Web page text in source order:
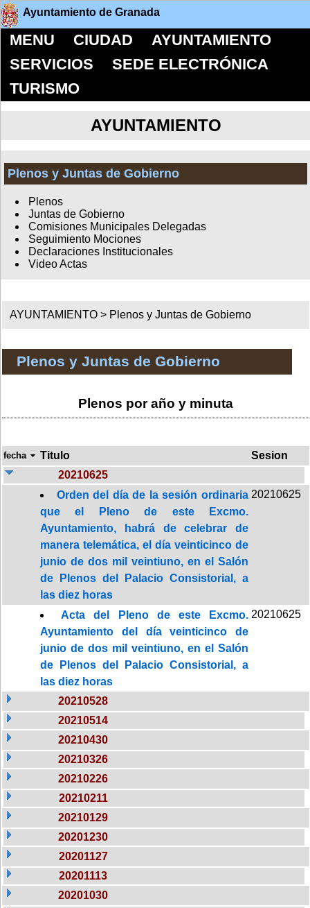
Ayuntamiento de Granada
MENU CIUDAD
AYUNTAMIENTO
SERVICIOS
SEDE ELECTRÓNICA
TURISMO
AYUNTAMIENTO
Plenos y Juntas de Gobierno
Plenos
Juntas de Gobierno
Comisiones Municipales Delegadas
Seguimiento Mociones
Declaraciones Institucionales
Video Actas
AYUNTAMIENTO > Plenos y Juntas de Gobierno
Plenos y Juntas de Gobierno
Plenos por año y minuta
fecha Titulo
Sesion
20210625
Orden del día de la sesión ordinaria
que el Pleno de este Excmo.
Ayuntamiento, habrá de celebrar de
manera telemática, el día veinticinco de
junio de dos mil veintiuno, en el Salón
de Plenos del Palacio Consistorial, a
las diez horas
20210625
Acta del Pleno de este Excmo.
Ayuntamiento del día veinticinco de
junio de dos mil veintiuno, en el Salón
de Plenos del Palacio Consistorial, a
las diez horas
20210625
20210528
20210514
20210430
20210326
20210226
20210211
20210129
20201230
20201127
20201113
20201030